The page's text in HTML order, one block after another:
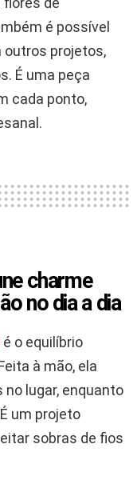
é possível
outros projetos,
É uma peça
cada ponto,
charme
no dia a dia
é o equilíbrio
à mão, ela
lugar, enquanto
um projeto
sobras de fios